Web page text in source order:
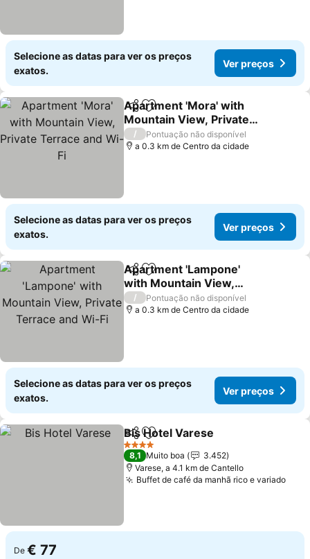
Selecione as datas para ver os preços
exatos.
Ver preços
PartilharAdicionar aos favoritos
Apartment 'Mora' with
Mountain View, Private
Terrace and Wi-Fi
/
Pontuação não disponível
a 0.3 km de Centro da cidade
Selecione as datas para ver os preços
exatos.
Ver preços
PartilharAdicionar aos favoritos
Apartment 'Lampone'
with Mountain View,
Private Terrace and Wi-Fi
/
Pontuação não disponível
a 0.3 km de Centro da cidade
Selecione as datas para ver os preços
exatos.
Ver preços
PartilharAdicionar aos favoritos
Bis Hotel Varese
4 Estrelas
8,1 Muito boa
3.452
Varese, a 4.1 km de Cantello
Buffet de café da manhã rico e variado
De € 77